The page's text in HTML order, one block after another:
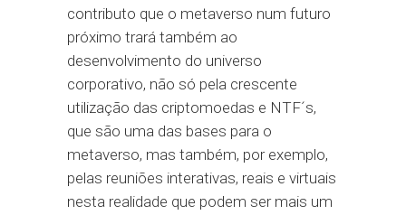
contributo que o metaverso num futuro
próximo trará também ao
desenvolvimento do universo
corporativo, não só pela crescente
utilização das criptomoedas e NTF´s,
que são uma das bases para o
metaverso, mas também, por exemplo,
pelas reuniões interativas, reais e virtuais
nesta realidade que podem ser mais um